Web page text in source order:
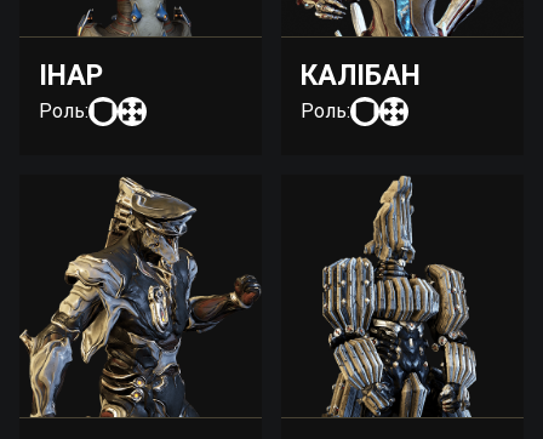
ІНАР
Роль:
КАЛІБАН
Роль: